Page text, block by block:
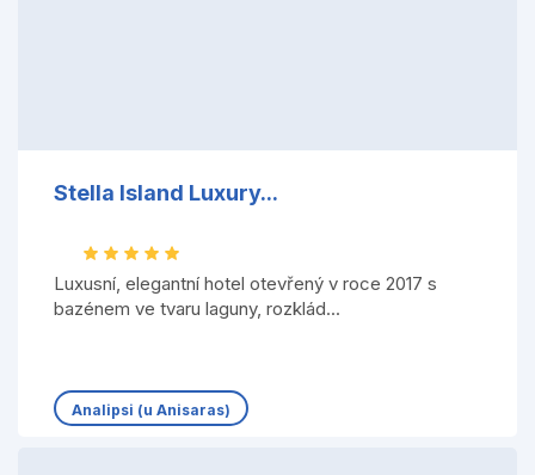
Stella Island Luxury...
Luxusní, elegantní hotel otevřený v roce 2017 s
bazénem ve tvaru laguny, rozklád...
Analipsi (u Anisaras)